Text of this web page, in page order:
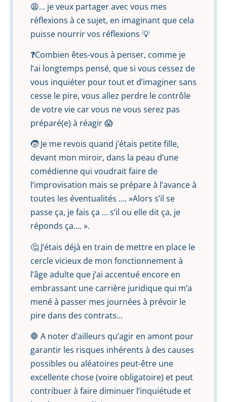
😩… je veux partager avec vous mes
réflexions à ce sujet, en imaginant que cela
puisse nourrir vos réflexions 💡
❓Combien êtes-vous à penser, comme je
l’ai longtemps pensé, que si vous cessez de
vous inquiéter pour tout et d’imaginer sans
cesse le pire, vous allez perdre le contrôle
de votre vie car vous ne vous serez pas
préparé(e) à réagir 😱
🧒 Je me revois quand j’étais petite fille,
devant mon miroir, dans la peau d’une
comédienne qui voudrait faire de
l’improvisation mais se prépare à l’avance à
toutes les éventualités …. »Alors s’il se
passe ça, je fais ça … s’il ou elle dit ça, je
réponds ça…. ».
🤔 J’étais déjà en train de mettre en place le
cercle vicieux de mon fonctionnement à
l’âge adulte que j’ai accentué encore en
embrassant une carrière juridique qui m’a
mené à passer mes journées à prévoir le
pire dans des contrats…
🛑 A noter d’ailleurs qu’agir en amont pour
garantir les risques inhérents à des causes
possibles ou aléatoires peut-être une
excellente chose (voire obligatoire) et peut
contribuer à faire diminuer l’inquiétude et